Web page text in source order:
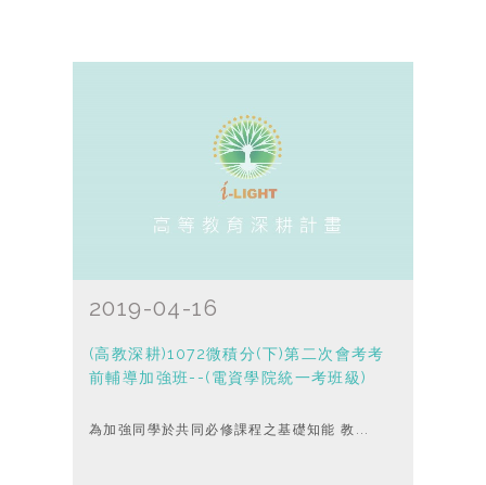
2019-04-16
(高教深耕)1072微積分(下)第二次會考考
前輔導加強班--(電資學院統一考班級)
為加強同學於共同必修課程之基礎知能 教...